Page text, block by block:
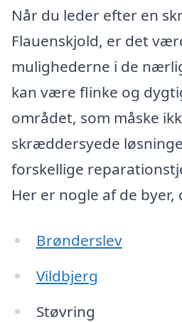
Når du leder efter en
Flauenskjold, er det
mulighederne i de
kan være flinke og
området, som måske
skræddersyede
forskellige
Her er nogle af de byer,
Brønderslev
Vildbjerg
Støvring